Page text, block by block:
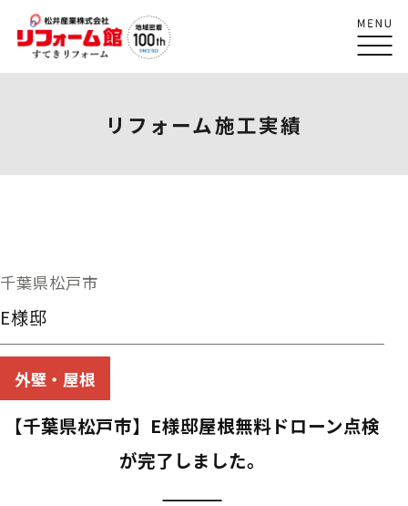
リフォーム施工実績
千葉県松戸市
E様邸
外壁・屋根
【千葉県松戸市】E様邸屋根無料ドローン点検
が完了しました。